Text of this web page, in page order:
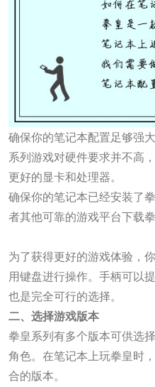
确保你的笔记本配置足够强
系列游戏对硬件要求并不高
更好的显卡和处理器。
确保你的笔记本已经安装了
者其他可靠的游戏平台下载
为了获得更好的游戏体验，
用键盘进行操作。手柄可以
也是完全可行的选择。
二、选择游戏版本
拳皇系列有多个版本可供选
角色。在笔记本上玩拳皇时
合的版本。